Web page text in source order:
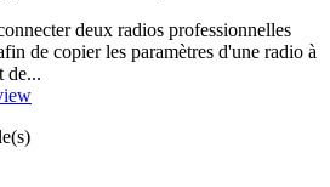
deux radios professionnelles
de copier les paramètres d'une radio à
de...